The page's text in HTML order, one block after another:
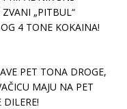
„PITBUL“
4 TONE KOKAINA!
PET TONA DROGE,
MAJU NA PET
DILERE!